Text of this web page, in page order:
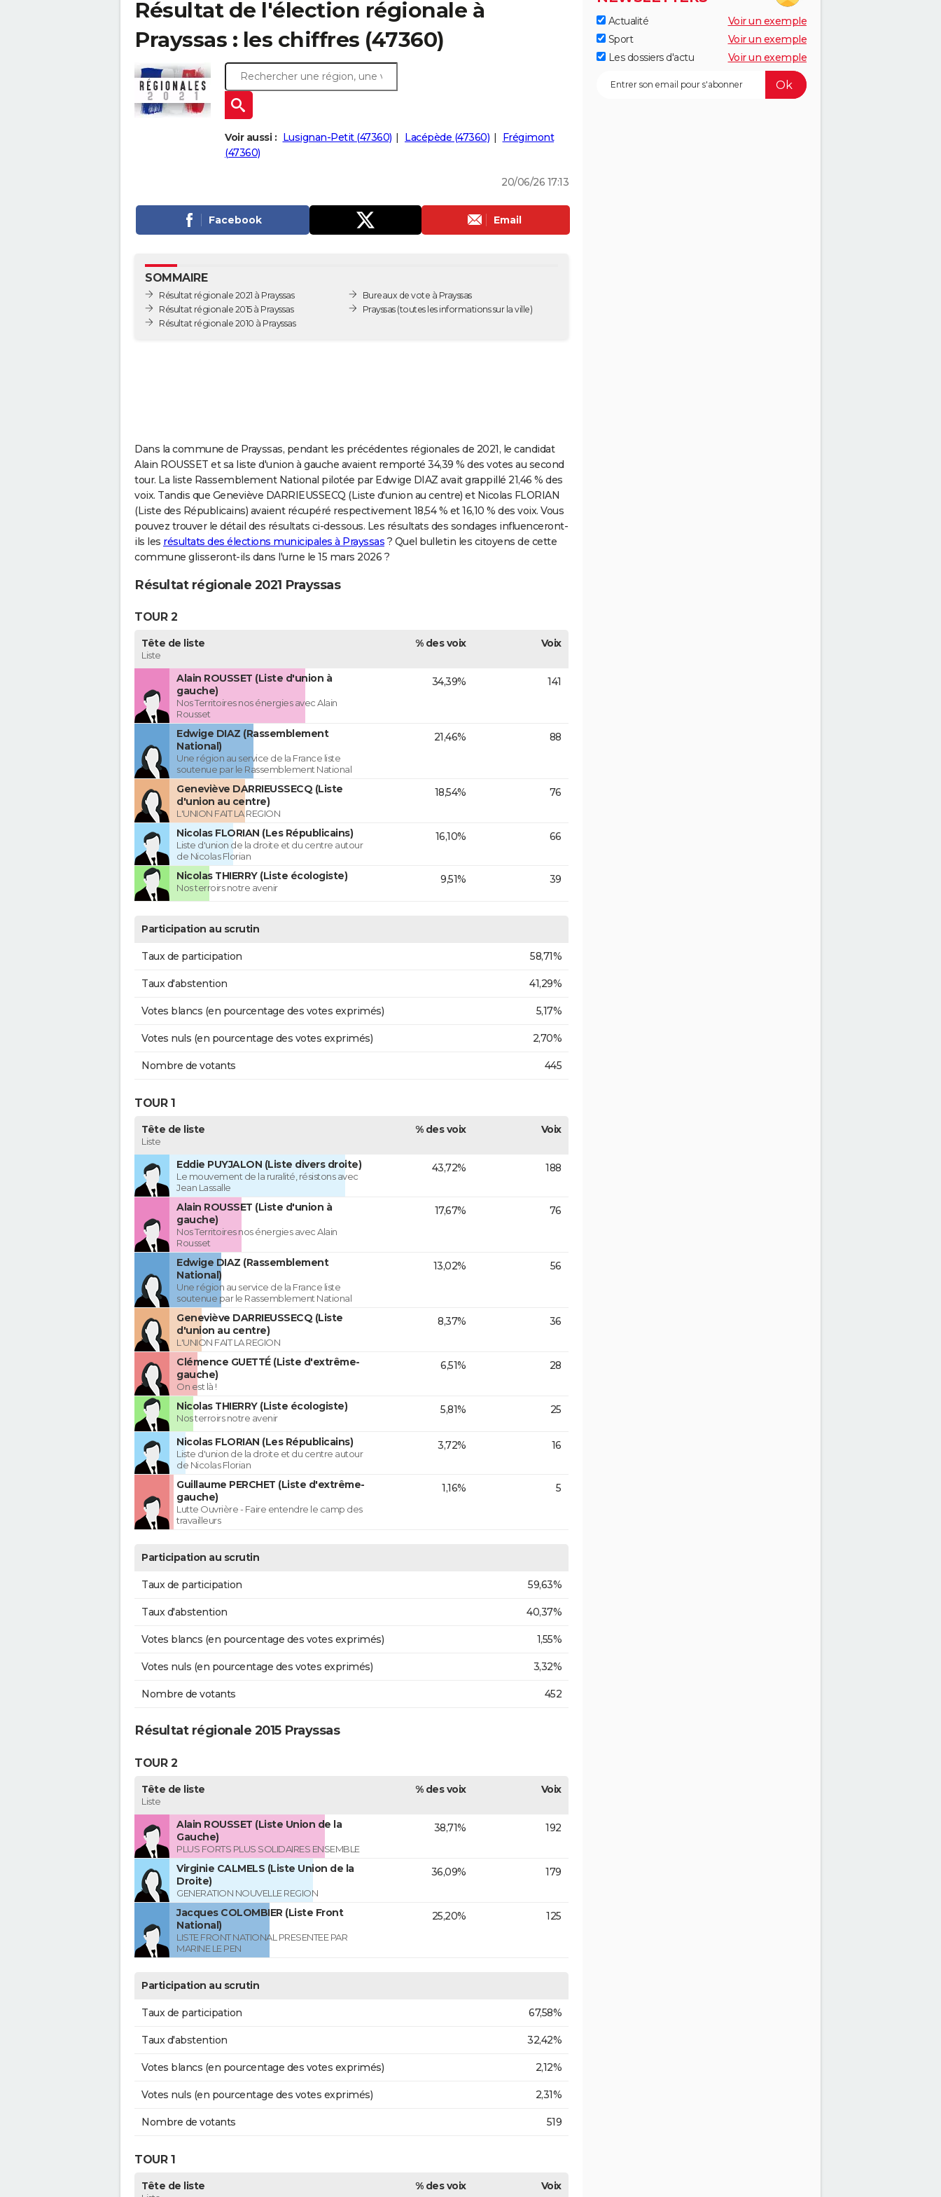
Résultat de l'élection régionale à
Prayssas : les chiffres (47360)
Voir aussi : Lusignan-Petit (47360) Lacépède (47360)
Frégimont
(47360)
20/06/26 17:13
Facebook Email
SOMMAIRE
Résultat régionale 2021 à Prayssas
Résultat régionale 2015 à Prayssas
Résultat régionale 2010 à Prayssas
Bureaux de vote à Prayssas
Prayssas(toutes les informations sur la ville)
Dans la commune de Prayssas, pendant les précédentes régionales de 2021, le candidat
Alain ROUSSET et sa liste d'union à gauche avaient remporté 34,39 % des votes au second
tour. La liste Rassemblement National pilotée par Edwige DIAZ avait grappillé 21,46 % des
voix. Tandis que Geneviève DARRIEUSSECQ (Liste d'union au centre) et Nicolas FLORIAN
(Liste des Républicains) avaient récupéré respectivement 18,54 % et 16,10 % des voix. Vous
pouvez trouver le détail des résultats ci-dessous. Les résultats des sondages influenceront-
ils les résultats des élections municipales à Prayssas ? Quel bulletin les citoyens de cette
commune glisseront-ils dans l'urne le 15 mars 2026 ?
Résultat régionale 2021 Prayssas
TOUR 2
Tête de liste
Liste
% des voix Voix
Alain ROUSSET (Liste d'union à
gauche)
Nos Territoires nos énergies avec Alain
Rousset
34,39% 141
Edwige DIAZ (Rassemblement
National)
Une région au service de la France liste
soutenue par le Rassemblement National
21,46% 88
Geneviève DARRIEUSSECQ (Liste
d'union au centre)
L'UNION FAIT LA REGION
18,54% 76
Nicolas FLORIAN (Les Républicains)
Liste d'union de la droite et du centre autour
de Nicolas Florian
16,10% 66
Nicolas THIERRY (Liste écologiste)
Nos terroirs notre avenir
9,51% 39
Participation au scrutin
Taux de participation 58,71%
Taux d'abstention 41,29%
Votes blancs (en pourcentage des votes exprimés) 5,17%
Votes nuls (en pourcentage des votes exprimés) 2,70%
Nombre de votants 445
TOUR 1
Tête de liste
Liste
% des voix Voix
Eddie PUYJALON (Liste divers droite)
Le mouvement de la ruralité, résistons avec
Jean Lassalle
43,72% 188
Alain ROUSSET (Liste d'union à
gauche)
Nos Territoires nos énergies avec Alain
Rousset
17,67% 76
Edwige DIAZ (Rassemblement
National)
Une région au service de la France liste
soutenue par le Rassemblement National
13,02% 56
Geneviève DARRIEUSSECQ (Liste
d'union au centre)
L'UNION FAIT LA REGION
8,37% 36
Clémence GUETTÉ (Liste d'extrême-
gauche)
On est là !
6,51% 28
Nicolas THIERRY (Liste écologiste)
Nos terroirs notre avenir
5,81% 25
Nicolas FLORIAN (Les Républicains)
Liste d'union de la droite et du centre autour
de Nicolas Florian
3,72% 16
Guillaume PERCHET (Liste d'extrême-
gauche)
Lutte Ouvrière - Faire entendre le camp des
travailleurs
1,16% 5
Participation au scrutin
Taux de participation 59,63%
Taux d'abstention 40,37%
Votes blancs (en pourcentage des votes exprimés) 1,55%
Votes nuls (en pourcentage des votes exprimés) 3,32%
Nombre de votants 452
Résultat régionale 2015 Prayssas
TOUR 2
Tête de liste
Liste
% des voix Voix
Alain ROUSSET (Liste Union de la
Gauche)
PLUS FORTS PLUS SOLIDAIRES ENSEMBLE
38,71% 192
Virginie CALMELS (Liste Union de la
Droite)
GENERATION NOUVELLE REGION
36,09% 179
Jacques COLOMBIER (Liste Front
National)
LISTE FRONT NATIONAL PRESENTEE PAR
MARINE LE PEN
25,20% 125
Participation au scrutin
Taux de participation 67,58%
Taux d'abstention 32,42%
Votes blancs (en pourcentage des votes exprimés) 2,12%
Votes nuls (en pourcentage des votes exprimés) 2,31%
Nombre de votants 519
TOUR 1
Tête de liste % des voix Voix
Actualité
Voir un exemple
Sport
Voir un exemple
Les dossiers d'actu
Voir un exemple